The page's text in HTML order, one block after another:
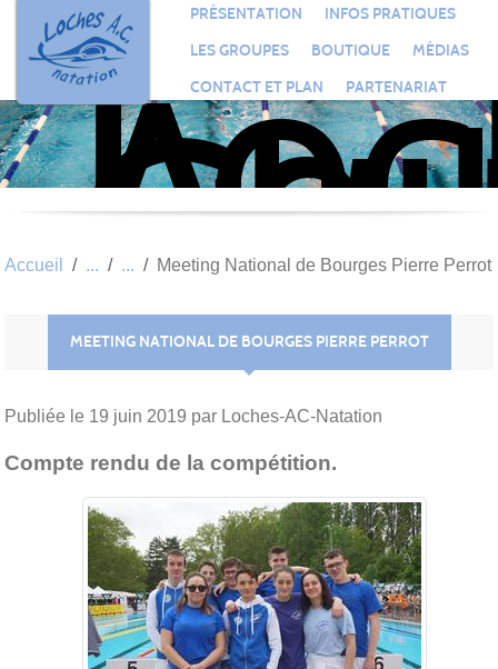
PRÉSENTATION
INFOS PRATIQUES
LES GROUPES
BOUTIQUE
MÉDIAS
CONTACT ET PLAN
PARTENARIAT
Accueil Meeting National de Bourges Pierre Perrot
MEETING NATIONAL DE BOURGES PIERRE PERROT
Publiée le 19 juin 2019 par Loches-AC-Natation
Compte rendu de la compétition.
Panneau de gestion des cookies